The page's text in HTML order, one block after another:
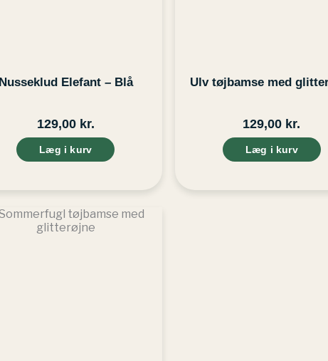
Nusseklud Elefant – Blå
129,00 kr.
Læg i kurv
Ulv tøjbamse med
129,00 kr.
Læg i kurv